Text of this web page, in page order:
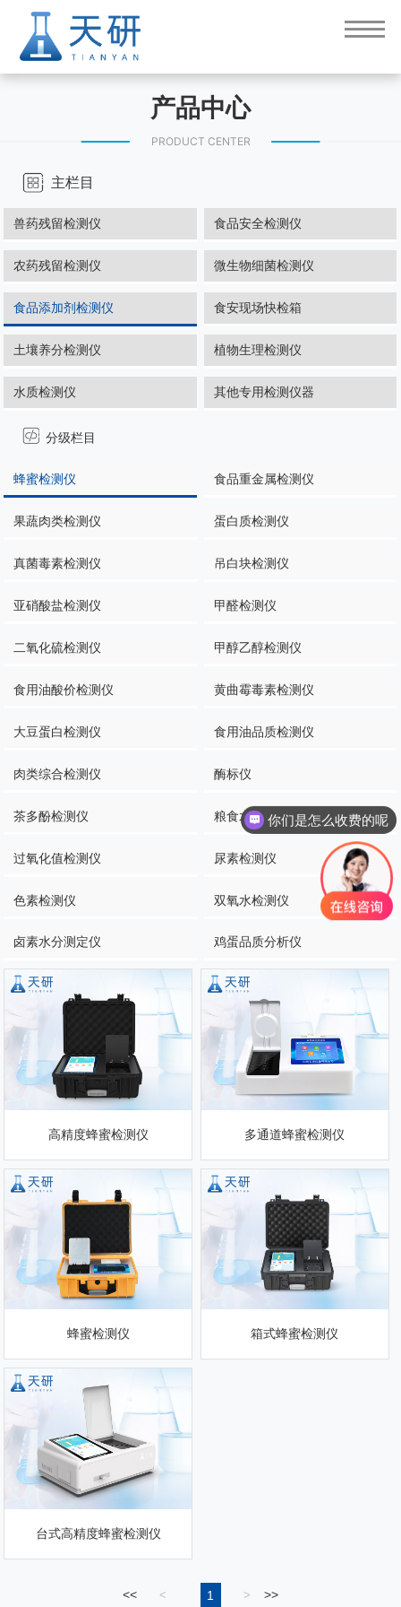
产品中心
PRODUCT CENTER
主栏目
兽药残留检测仪 食品安全检测仪
农药残留检测仪 微生物细菌检测仪
食品添加剂检测仪 食安现场快检箱
土壤养分检测仪 植物生理检测仪
水质检测仪 其他专用检测仪器
分级栏目
蜂蜜检测仪 食品重金属检测仪
果蔬肉类检测仪 蛋白质检测仪
真菌毒素检测仪 吊白块检测仪
亚硝酸盐检测仪 甲醛检测仪
二氧化硫检测仪 甲醇乙醇检测仪
食用油酸价检测仪 黄曲霉毒素检测仪
大豆蛋白检测仪 食用油品质检测仪
肉类综合检测仪 酶标仪
茶多酚检测仪 粮食水分测量仪
过氧化值检测仪 尿素检测仪
色素检测仪 双氧水检测仪
卤素水分测定仪 鸡蛋品质分析仪
高精度蜂蜜检测仪 多通道蜂蜜检测仪
蜂蜜检测仪 箱式蜂蜜检测仪
台式高精度蜂蜜检测仪
<< < 1 > >>
你们是怎么收费的呢